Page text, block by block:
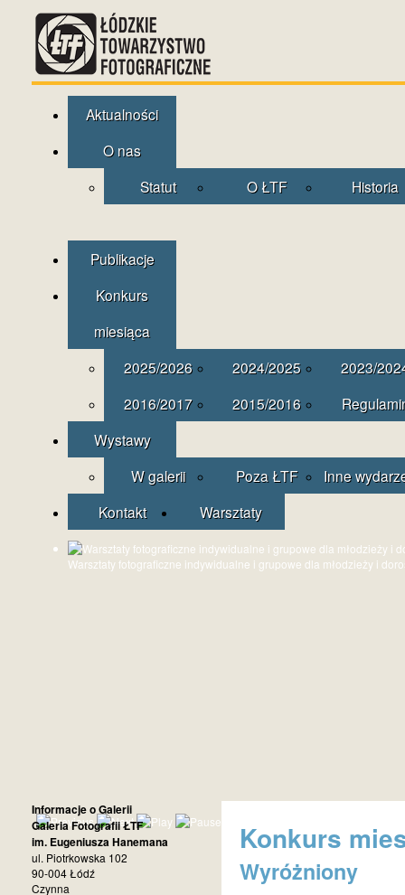
Aktualności
O nas
Statut
O ŁTF Historia
Publikacje
Konkurs
miesiąca
2025/2026
2024/2025
2023/
2016/2017
2015/2016
Wystawy
W galerii
Poza ŁTF
Inne
Kontakt
Warsztaty
Warsztaty fotograficzne indywidualne i grupowe dla młodzieży i
Konkurs
Wyróżniony
Informacje o Galerii
Galeria Fotografii ŁTF
im. Eugeniusza Hanemana
ul. Piotrkowska 102
90-004 Łódź
Czynna